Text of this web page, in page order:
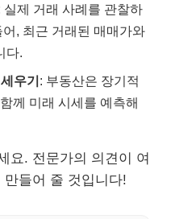
실제 거래 사례를 관찰하
, 최근 거래된 매매가와
다.
우기: 부동산은 장기적
께 미래 시세를 예측해
요. 전문가의 의견이 여
들어 줄 것입니다!